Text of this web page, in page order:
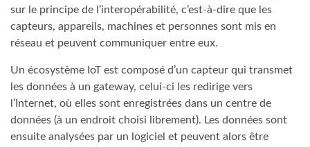
sur le principe de l’interopérabilité, c’est-à-dire que les
capteurs, appareils, machines et personnes sont mis en
réseau et peuvent communiquer entre eux.
Un écosystème IoT est composé d’un capteur qui transmet
les données à un gateway, celui-ci les redirige vers
l’Internet, où elles sont enregistrées dans un centre de
données (à un endroit choisi librement). Les données sont
ensuite analysées par un logiciel et peuvent alors être